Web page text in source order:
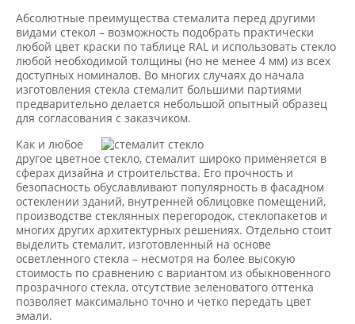
Абсолютные преимущества стемалита перед другими
видами стекол – возможность подобрать практически
любой цвет краски по таблице RAL и использовать стекло
любой необходимой толщины (но не менее 4 мм) из всех
доступных номиналов. Во многих случаях до начала
изготовления стекла стемалит большими партиями
предварительно делается небольшой опытный образец
для согласования с заказчиком.
Как и любое
другое цветное стекло, стемалит широко применяется в
сферах дизайна и строительства. Его прочность и
безопасность обуславливают популярность в фасадном
остеклении зданий, внутренней облицовке помещений,
производстве стеклянных перегородок, стеклопакетов и
многих других архитектурных решениях. Отдельно стоит
выделить стемалит, изготовленный на основе
осветленного стекла – несмотря на более высокую
стоимость по сравнению с вариантом из обыкновенного
прозрачного стекла, отсутствие зеленоватого оттенка
позволяет максимально точно и четко передать цвет
эмали.